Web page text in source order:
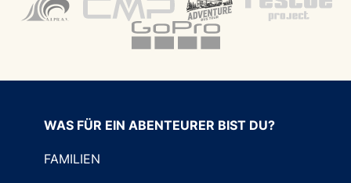
WAS FÜR EIN ABENTEURER BIST DU?
FAMILIEN